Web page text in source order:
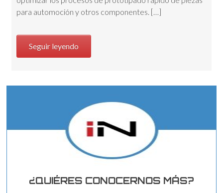
para automoción y otros componentes. […]
Seguir leyendo
¿QUIÉRES CONOCERNOS MÁS?